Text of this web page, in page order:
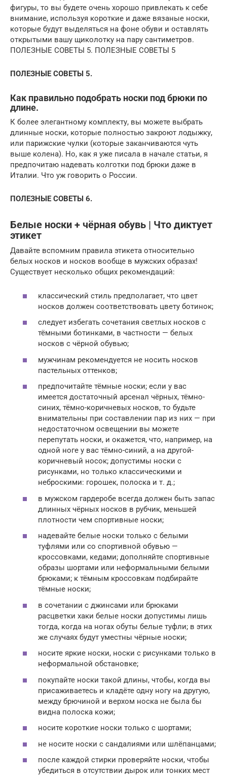
фигуры, то вы будете очень хорошо привлекать к себе
внимание, используя короткие и даже вязаные носки,
которые будут выделяться на фоне обуви и оставлять
открытыми вашу щиколотку на пару сантиметров.
ПОЛЕЗНЫЕ СОВЕТЫ 5. ПОЛЕЗНЫЕ СОВЕТЫ 5
ПОЛЕЗНЫЕ СОВЕТЫ 5.
Как правильно подобрать носки под брюки по
длине.
К более элегантному комплекту, вы можете выбрать
длинные носки, которые полностью закроют лодыжку,
или парижские чулки (которые заканчиваются чуть
выше колена). Но, как я уже писала в начале статьи, я
предпочитаю надевать колготки под брюки даже в
Италии. Что уж говорить о России.
ПОЛЕЗНЫЕ СОВЕТЫ 6.
Белые носки + чёрная обувь | Что диктует
этикет
Давайте вспомним правила этикета относительно
белых носков и носков вообще в мужских образах!
Существует несколько общих рекомендаций:
классический стиль предполагает, что цвет
носков должен соответствовать цвету ботинок;
следует избегать сочетания светлых носков с
тёмными ботинками, в частности — белых
носков с чёрной обувью;
мужчинам рекомендуется не носить носков
пастельных оттенков;
предпочитайте тёмные носки; если у вас
имеется достаточный арсенал чёрных, тёмно-
синих, тёмно-коричневых носков, то будьте
внимательны при составлении пар из них — при
недостаточном освещении вы можете
перепутать носки, и окажется, что, например, на
одной ноге у вас тёмно-синий, а на другой-
коричневый носок; допустимы носки с
рисунками, но только классическими и
неброскими: горошек, полоска и т. д.;
в мужском гардеробе всегда должен быть запас
длинных чёрных носков в рубчик, меньшей
плотности чем спортивные носки;
надевайте белые носки только с белыми
туфлями или со спортивной обувью —
кроссовками, кедами; дополняйте спортивные
образы шортами или неформальными белыми
брюками; к тёмным кроссовкам подбирайте
тёмные носки;
в сочетании с джинсами или брюками
расцветки хаки белые носки допустимы лишь
тогда, когда на ногах обуты белые туфли; в этих
же случаях будут уместны чёрные носки;
носите яркие носки, носки с рисунками только в
неформальной обстановке;
покупайте носки такой длины, чтобы, когда вы
присаживаетесь и кладёте одну ногу на другую,
между брючиной и верхом носка не была бы
видна полоска кожи;
носите короткие носки только с шортами;
не носите носки с сандалиями или шлёпанцами;
после каждой стирки проверяйте носки, чтобы
убедиться в отсутствии дырок или тонких мест